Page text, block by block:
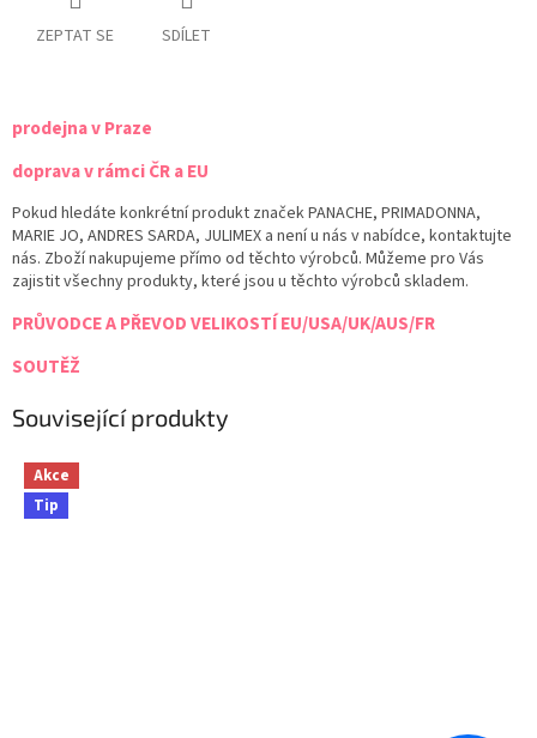
ZEPTAT SE SDÍLET
prodejna v Praze
doprava v rámci ČR a EU
Pokud hledáte konkrétní produkt značek PANACHE, PRIMADONNA,
MARIE JO, ANDRES SARDA, JULIMEX a není u nás v nabídce, kontaktujte
nás. Zboží nakupujeme přímo od těchto výrobců. Můžeme pro Vás
zajistit všechny produkty, které jsou u těchto výrobců skladem.
PRŮVODCE A PŘEVOD VELIKOSTÍ EU/USA/UK/AUS/FR
SOUTĚŽ
Související produkty
Akce
Tip